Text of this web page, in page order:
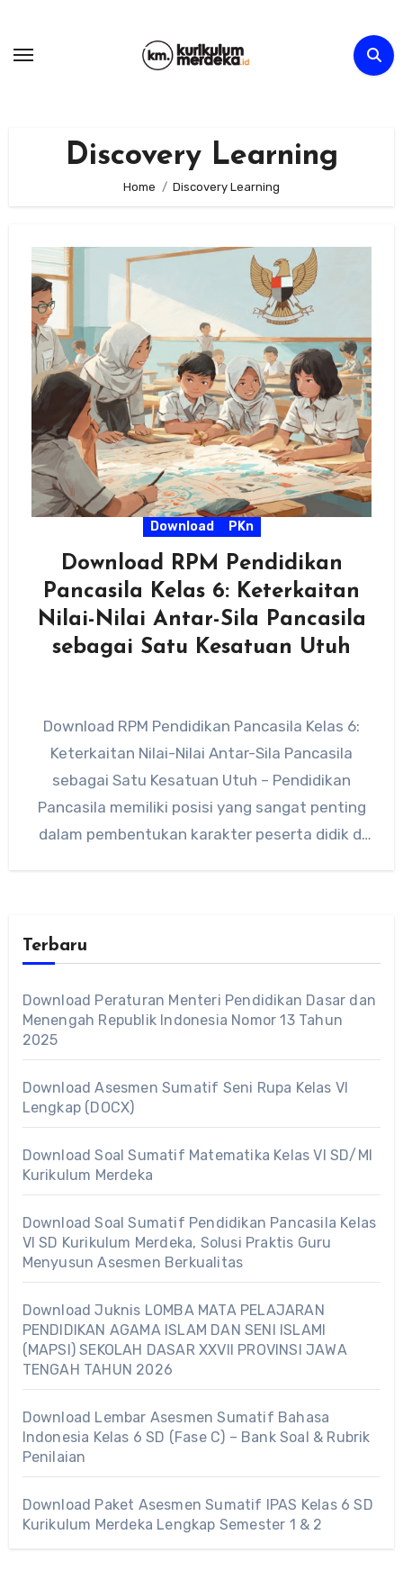
content
Discovery Learning
Home Discovery Learning
Download PKn
Download RPM Pendidikan
Pancasila Kelas 6: Keterkaitan
Nilai-Nilai Antar-Sila Pancasila
sebagai Satu Kesatuan Utuh
Download RPM Pendidikan Pancasila Kelas 6:
Keterkaitan Nilai-Nilai Antar-Sila Pancasila
sebagai Satu Kesatuan Utuh – Pendidikan
Pancasila memiliki posisi yang sangat penting
dalam pembentukan karakter peserta didik di
Terbaru
Download Peraturan Menteri Pendidikan Dasar dan
Menengah Republik Indonesia Nomor 13 Tahun
2025
Download Asesmen Sumatif Seni Rupa Kelas VI
Lengkap (DOCX)
Download Soal Sumatif Matematika Kelas VI SD/MI
Kurikulum Merdeka
Download Soal Sumatif Pendidikan Pancasila Kelas
VI SD Kurikulum Merdeka, Solusi Praktis Guru
Menyusun Asesmen Berkualitas
Download Juknis LOMBA MATA PELAJARAN
PENDIDIKAN AGAMA ISLAM DAN SENI ISLAMI
(MAPSI) SEKOLAH DASAR XXVII PROVINSI JAWA
TENGAH TAHUN 2026
Download Lembar Asesmen Sumatif Bahasa
Indonesia Kelas 6 SD (Fase C) – Bank Soal & Rubrik
Penilaian
Download Paket Asesmen Sumatif IPAS Kelas 6 SD
Kurikulum Merdeka Lengkap Semester 1 & 2